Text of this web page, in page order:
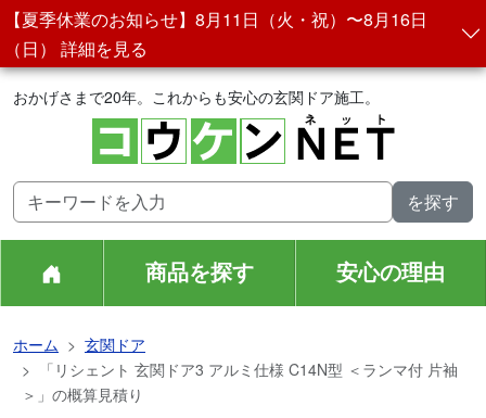
【夏季休業のお知らせ】8月11日（火・祝）〜8月16日
（日） 詳細を見る
おかげさまで20年。これからも安心の玄関ドア施工。
商品を探す 安心の理由
ホーム
玄関ドア
「リシェント 玄関ドア3 アルミ仕様 C14N型 ＜ランマ付 片袖
＞」の概算見積り